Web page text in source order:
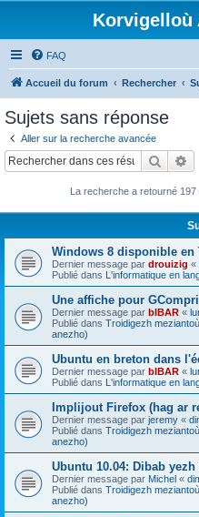
Korvigelloù
FAQ
Accueil du forum Rechercher
Sujets sans réponse
Aller sur la recherche avancée
La recherche a retourné 197
Windows 8 disponible en
Dernier message par drouizig «
Publié dans L'informatique en
Une affiche pour
Dernier message par bIBAR «
Publié dans Troidigezh
anezho)
Ubuntu en breton dans
Dernier message par bIBAR «
Publié dans L'informatique en
Implijout Firefox (hag ar
Dernier message par jeremy «
Publié dans Troidigezh
anezho)
Ubuntu 10.04: Dibab
Dernier message par Michel «
Publié dans Troidigezh
anezho)